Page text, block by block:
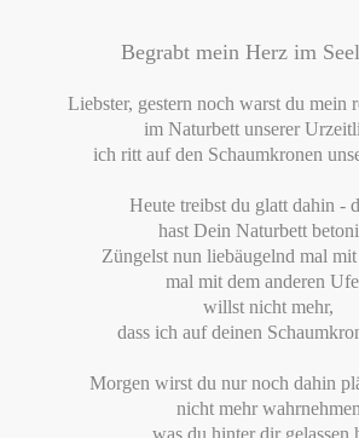
Begrabt mein Herz im
Liebster, gestern noch warst du mein
im Naturbett unserer
ich ritt auf den Schaumkronen
Heute treibst du glatt dahin -
hast Dein Naturbett
Züngelst nun liebäugelnd mal
mal mit dem anderen
willst nicht mehr,
dass ich auf deinen
Morgen wirst du nur noch dahin
nicht mehr
was du hinter dir gelassen